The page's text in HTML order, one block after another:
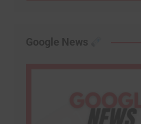
Google News